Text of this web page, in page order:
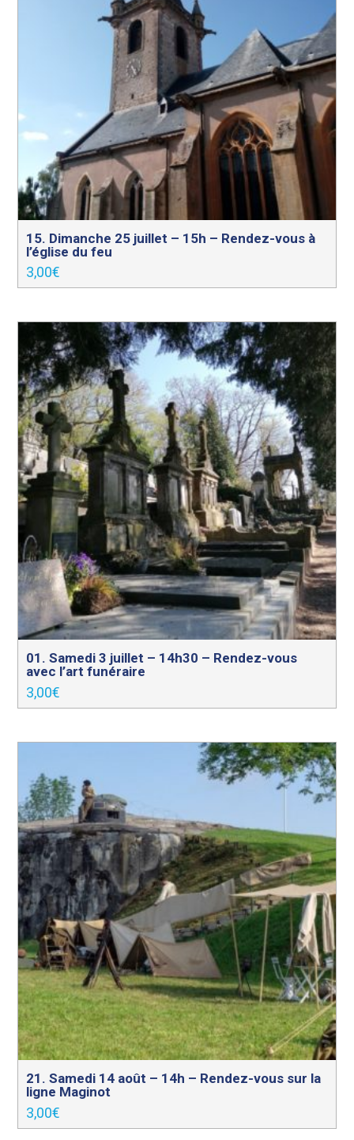
15. Dimanche 25 juillet – 15h – Rendez-vous à
l’église du feu
3,00€
01. Samedi 3 juillet – 14h30 – Rendez-vous
avec l’art funéraire
3,00€
21. Samedi 14 août – 14h – Rendez-vous sur la
ligne Maginot
3,00€